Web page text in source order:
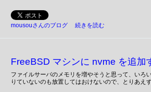
mousouさんのブログ 続きを読む
FreeBSD マシンに nvme を追加
ファイルサーバのメモリを増やそうと思って、いろ
りていないのも放置してはおけないので、とりあえ